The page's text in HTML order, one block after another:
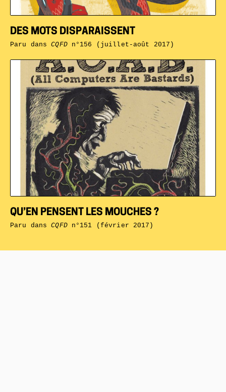
QU’EN PENSENT LES MOUCHES ?
Paru dansCQFDn°151 (février 2017)
DES MOTS DISPARAISSENT
Paru dansCQFDn°156 (juillet-août 2017)